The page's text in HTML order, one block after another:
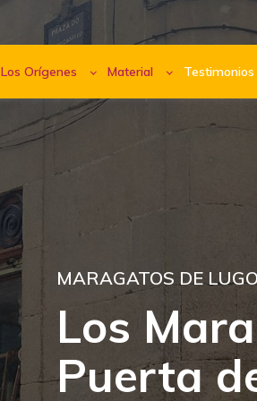
Los Orígenes Material Testimonios
MARAGATOS DE LUGO
Los
Puerta